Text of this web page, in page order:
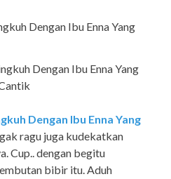
Dengan Ibu Enna Yang
Dengan Ibu Enna Yang
ragu juga kudekatkan
Cup.. dengan begitu
bibir itu. Aduh